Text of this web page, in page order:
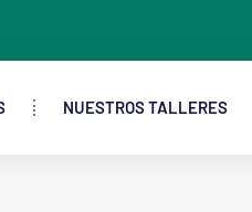
NUESTROS TALLERES